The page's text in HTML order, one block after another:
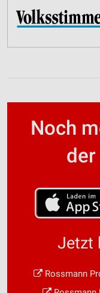
Noch
Jetzt
Rossmann